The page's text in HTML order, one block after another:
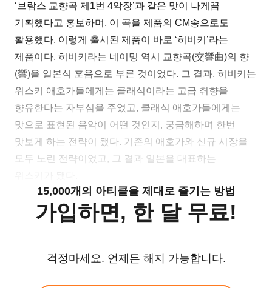
‘브람스 교향곡 제1번 4악장’과 같은 맛이 나게끔
기획했다고 홍보하며, 이 곡을 제품의 CM송으로도
활용했다. 이렇게 출시된 제품이 바로 ‘히비키’라는
제품이다. 히비키라는 네이밍 역시 교향곡(交響曲)의 향
(響)을 일본식 훈음으로 부른 것이었다. 그 결과, 히비키는
위스키 애호가들에게는 클래식이라는 고급 취향을
향유한다는 자부심을 주었고, 클래식 애호가들에게는
맛으로 표현된 음악이 어떤 것인지, 궁금해하며 한번
맛보게 하는 전략이 됐다. 기존의 애호가와 신규 시장을
모두 노린 전략이었고, 그 결과 일본을 대표하는
15,000개의 아티클을 제대로 즐기는 방법
가입하면, 한 달 무료!
걱정마세요. 언제든 해지 가능합니다.